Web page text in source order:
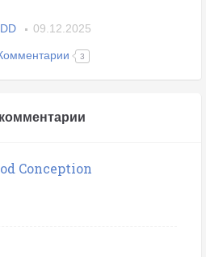
09.12.2025
3
Conception